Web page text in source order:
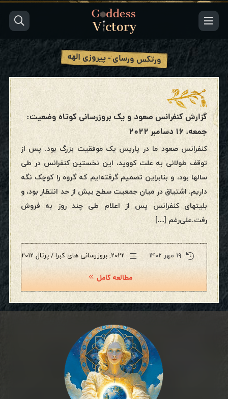
ورتکس ورسای - پیروزی الهه
گزارش کنفرانس صعود و یک بروزرسانی کوتاه وضعیت:
جمعه، ۱۶ دسامبر ۲۰۲۲
کنفرانس صعود ما در پاریس یک موفقیت بزرگ بود. پس از
توقف طولانی به علت کووید، این نخستین کنفرانس در طی
سالها بود، و بنابراین تصمیم گرفته‌ایم که گروه را کوچک نگه
داریم. اشتیاق در میان جمعیت سطح بیش از حد انتظار بود، و
بلیتهای کنفرانس پس از اعلام طی چند روز به فروش
رفت.علی‌رغم […]
۱۹ مهر ۱۴۰۲ 2022
, بروزرسانی های کبرا / پرتال 2012
مطالعه کامل